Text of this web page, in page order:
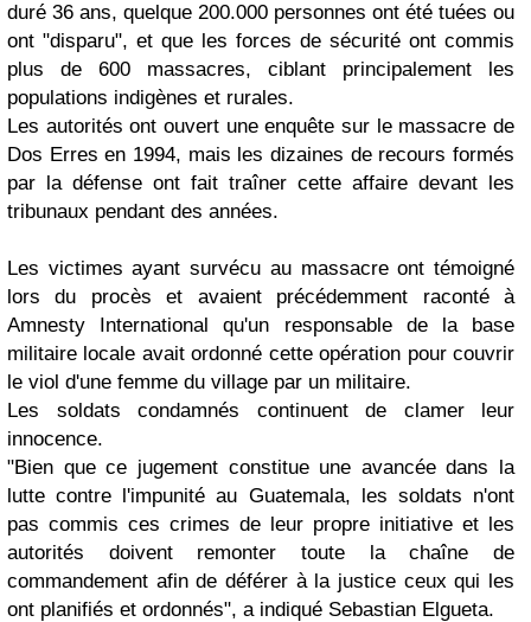
duré 36 ans, quelque 200.000 personnes ont été tuées ou
ont "disparu", et que les forces de sécurité ont commis
plus de 600 massacres, ciblant principalement les
populations indigènes et rurales.
Les autorités ont ouvert une enquête sur le massacre de
Dos Erres en 1994, mais les dizaines de recours formés
par la défense ont fait traîner cette affaire devant les
tribunaux pendant des années.
Les victimes ayant survécu au massacre ont témoigné
lors du procès et avaient précédemment raconté à
Amnesty International qu'un responsable de la base
militaire locale avait ordonné cette opération pour couvrir
le viol d'une femme du village par un militaire.
Les soldats condamnés continuent de clamer leur
innocence.
"Bien que ce jugement constitue une avancée dans la
lutte contre l'impunité au Guatemala, les soldats n'ont
pas commis ces crimes de leur propre initiative et les
autorités doivent remonter toute la chaîne de
commandement afin de déférer à la justice ceux qui les
ont planifiés et ordonnés", a indiqué Sebastian Elgueta.